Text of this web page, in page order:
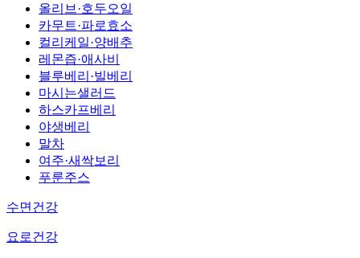
올리브·호두오일
카무트·파로효소
컬리케일·양배추
레몬즙·애사비
블루베리·빌베리
마시는샐러드
하스카프베리
야생베리
말차
여주·새싹보리
푸룬주스
수면건강
요로건강